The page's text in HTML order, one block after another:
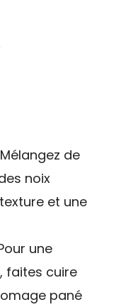
de
noix
et une
une
faites cuire
pané